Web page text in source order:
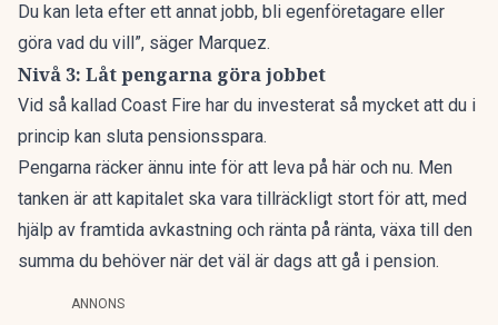
Du kan leta efter ett annat jobb, bli egenföretagare eller
göra vad du vill”, säger Marquez.
Nivå 3: Låt pengarna göra jobbet
Vid så kallad Coast Fire har du investerat så mycket att du i
princip kan sluta pensionsspara.
Pengarna räcker ännu inte för att leva på här och nu. Men
tanken är att kapitalet ska vara tillräckligt stort för att, med
hjälp av framtida avkastning och ränta på ränta, växa till den
summa du behöver när det väl är dags att gå i pension.
ANNONS